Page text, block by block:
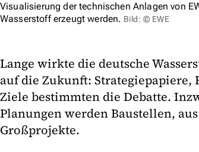
Visualisierung der technischen Anlagen von
Wasserstoff erzeugt werden. Bild: © EWE
Lange wirkte die deutsche
auf die Zukunft:
Ziele bestimmten die Debatte.
Planungen werden Baustellen,
Großprojekte.